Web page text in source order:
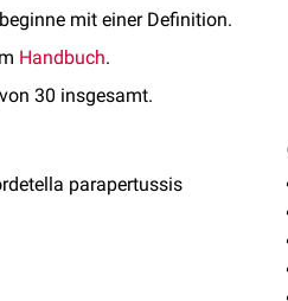
mit einer Definition.
Handbuch.
30 insgesamt.
parapertussis